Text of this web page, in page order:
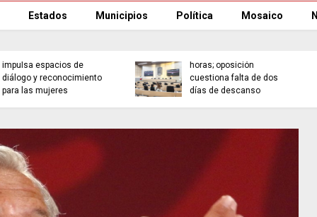
Estados Municipios Política Mosaico
y defensor del pueblo en
Venezuela; Asamblea
nombra encargados
con la Orquesta
Filarmónica
Angelopolitana